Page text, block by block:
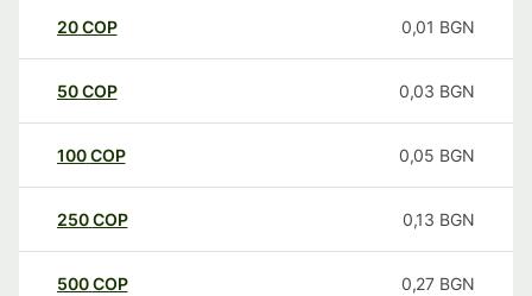
20COP 0,01 BGN
50COP 0,03 BGN
100COP 0,05 BGN
250COP 0,13 BGN
500COP 0,27 BGN